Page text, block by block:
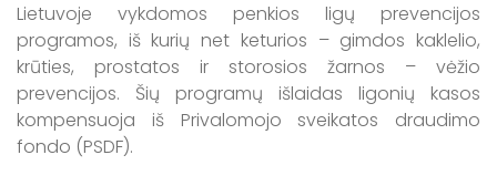
Lietuvoje vykdomos penkios ligų prevencijos
programos, iš kurių net keturios – gimdos kaklelio,
krūties, prostatos ir storosios žarnos – vėžio
prevencijos. Šių programų išlaidas ligonių kasos
kompensuoja iš Privalomojo sveikatos draudimo
fondo (PSDF).